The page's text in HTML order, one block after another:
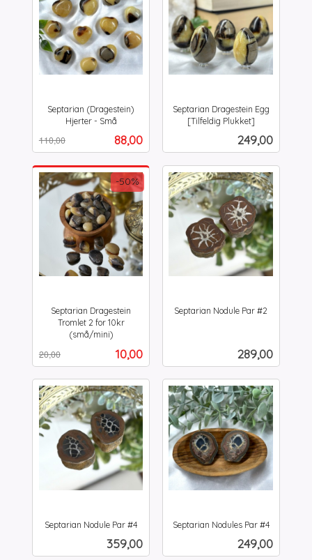
Septarian (Dragestein)
Hjerter - Små
Tilbud
88,00
110,00
mva.
Septarian Dragestein Egg
[Tilfeldig Plukket]
Pris
249,00
Septarian Dragestein
Tromlet 2 for 10kr
(små/mini)
Tilbud
10,00
20,00
-50%
mva.
Septarian Nodule Par #2
Pris
289,00
Septarian Nodule Par #4
Pris
359,00
Septarian Nodules Par #4
Pris
249,00